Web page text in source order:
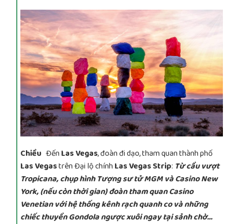
Chiều ĐếnLas Vegas, đoàn đi dạo, tham quan thành phố
Las Vegastrên Đại lộ chínhLas Vegas Strip: Từ cầu vượt
Tropicana, chụp hình Tượng sư tử MGM và Casino New
York, (nếu còn thời gian) đoàn tham quan Casino
Venetian với hệ thống kênh rạch quanh co và những
chiếc thuyền Gondola ngược xuôi ngay tại sảnh chờ…